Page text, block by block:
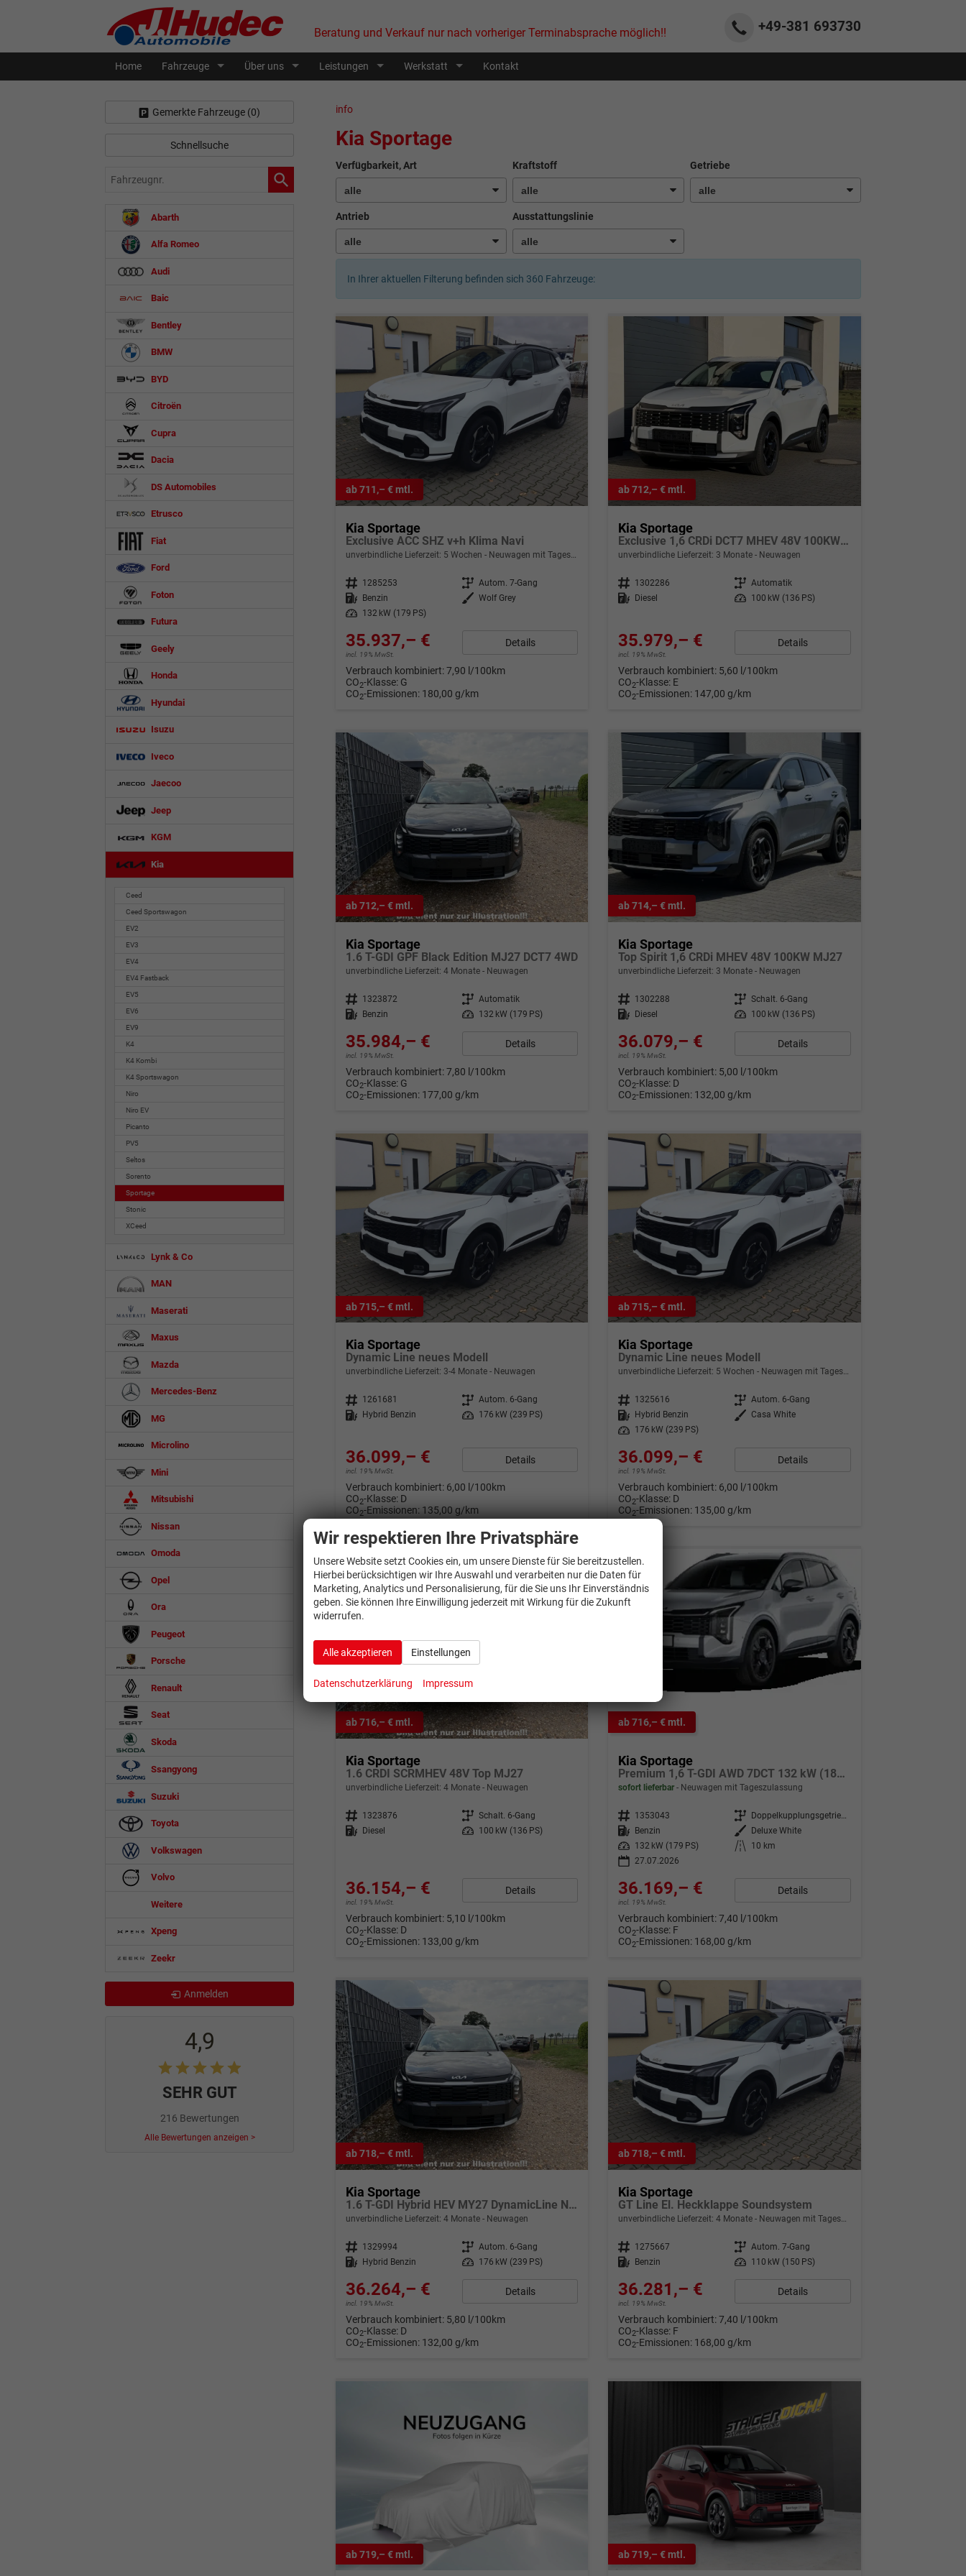
+49-381 693730
Beratung und Verkauf nur nach vorheriger Terminabsprache möglich!!
Home Fahrzeuge Über uns Leistungen Werkstatt Kontakt
info
Kia Sportage
Verfügbarkeit, Art Kraftstoff Getriebe
Antrieb Ausstattungslinie
In Ihrer aktuellen Filterung befinden sich 360 Fahrzeuge:
ab 711,– € mtl.
Kia Sportage
Exclusive ACC SHZ v+h Klima Navi
unverbindliche Lieferzeit: 5 Wochen Neuwagen mit Tageszulassung
Fahrzeugnr. 1285253 Getriebe Autom. 7-Gang
Kraftstoff
Benzin Außenfarbe Wolf Grey
Leistung
132 kW (179 PS)
35.937,– €
incl. 19% MwSt.
Details
Verbrauch kombiniert:7,90 l/100km
CO2-Klasse: G
CO2-Emissionen: 180,00 g/km
ab 712,– € mtl.
Kia Sportage
Exclusive 1,6 CRDi DCT7 MHEV 48V 100KW MJ27
unverbindliche Lieferzeit: 3 Monate Neuwagen
Fahrzeugnr. 1302286 Getriebe Automatik
Kraftstoff
Diesel Leistung 100 kW (136 PS)
35.979,– €
incl. 19% MwSt.
Details
Verbrauch kombiniert: 5,60 l/100km
CO2-Klasse: E
CO2-Emissionen: 147,00 g/km
ab 712,– € mtl.
Kia Sportage
1.6 T-GDI GPF Black Edition MJ27 DCT7 4WD
unverbindliche Lieferzeit: 4 Monate Neuwagen
Fahrzeugnr. 1323872 Getriebe Automatik
Kraftstoff Benzin Leistung 132 kW (179 PS)
35.984,– €
incl. 19% MwSt.
Details
Verbrauch kombiniert:7,80 l/100km
CO2-Klasse: G
CO2-Emissionen: 177,00 g/km
ab 714,– € mtl.
Kia Sportage
Top Spirit 1,6 CRDi MHEV 48V 100KW MJ27
unverbindliche Lieferzeit: 3 Monate Neuwagen
Fahrzeugnr. 1302288 Getriebe Schalt. 6-Gang
Kraftstoff Diesel Leistung 100 kW (136 PS)
36.079,– €
incl. 19% MwSt.
Details
Verbrauch kombiniert: 5,00 l/100km
CO2-Klasse: D
CO2-Emissionen: 132,00 g/km
ab 715,– € mtl.
Kia Sportage
Dynamic Line neues Modell
unverbindliche Lieferzeit: 3-4 Monate Neuwagen
Fahrzeugnr. 1261681 Getriebe Autom. 6-Gang
Kraftstoff
Hybrid Benzin Leistung 176 kW (239 PS)
36.099,– €
incl. 19% MwSt.
Details
Verbrauch kombiniert: 6,00 l/100km
CO2-Klasse: D
CO2-Emissionen: 135,00 g/km
ab 715,– € mtl.
Kia Sportage
Dynamic Line neues Modell
unverbindliche Lieferzeit: 5 Wochen Neuwagen mit Tageszulassung
Fahrzeugnr. 1325616 Getriebe Autom. 6-Gang
Kraftstoff
Hybrid Benzin Außenfarbe Casa White
Leistung
176 kW (239 PS)
36.099,– €
incl. 19% MwSt.
Details
Verbrauch kombiniert: 6,00 l/100km
CO2-Klasse: D
CO2-Emissionen: 135,00 g/km
ab 716,– € mtl.
Kia Sportage
1.6 CRDI SCRMHEV 48V Top MJ27
unverbindliche Lieferzeit: 4 Monate Neuwagen
Fahrzeugnr. 1323876 Getriebe Schalt. 6-Gang
Kraftstoff
Diesel Leistung 100 kW (136 PS)
36.154,– €
incl. 19% MwSt.
Details
Verbrauch kombiniert: 5,10 l/100km
CO2-Klasse: D
CO2-Emissionen: 133,00 g/km
ab 716,– € mtl.
Kia Sportage
Premium 1,6 T-GDI AWD 7DCT 132 kW (180 PS) 2-Zonen-Klimaautomatik, Sitz-/Lenkradheizung, Regensensor, Navi, DAB, Apple CarPlay/Android Auto, Rückfahrkamera, Parksensoren v/h, adaptive Full-LED, 18 Zoll LM, elektr. Heckklappe,
sofort lieferbar Neuwagen mit Tageszulassung
Fahrzeugnr. 1353043 Getriebe
Doppelkupplungsgetriebe (DSG)
Kraftstoff
Benzin Außenfarbe
Deluxe White
Leistung
132 kW (179 PS) Kilometerstand
10 km
27.07.2026
36.169,– €
incl. 19% MwSt.
Details
Verbrauch kombiniert:7,40 l/100km
CO2-Klasse: F
CO2-Emissionen: 168,00 g/km
ab 718,– € mtl.
Kia Sportage
1.6 T-GDI Hybrid HEV MY27 DynamicLine Navi
unverbindliche Lieferzeit: 4 Monate Neuwagen
Fahrzeugnr. 1329994 Getriebe Autom. 6-Gang
Kraftstoff Hybrid Benzin Leistung 176 kW (239 PS)
36.264,– €
incl. 19% MwSt.
Details
Verbrauch kombiniert: 5,80 l/100km
CO2-Klasse: D
CO2-Emissionen: 132,00 g/km
ab 718,– € mtl.
Kia Sportage
GT Line El. Heckklappe Soundsystem
unverbindliche Lieferzeit:4 Monate Neuwagen mit Tageszulassung
Fahrzeugnr. 1275667 Getriebe Autom. 7-Gang
Kraftstoff Benzin Leistung 110 kW (150 PS)
36.281,– €
incl. 19% MwSt.
Details
Verbrauch kombiniert:7,40 l/100km
CO2-Klasse: F
CO2-Emissionen: 168,00 g/km
ab 719,– € mtl. ab 719,– € mtl.
Gemerkte Fahrzeuge (0)
Schnellsuche
Fahrzeugnr.
Abarth
Alfa Romeo
Audi
Baic
Bentley
BMW
BYD
Citroën
Cupra
Dacia
DS Automobiles
Etrusco
Fiat
Ford
Foton
Futura
Geely
Honda
Hyundai
Isuzu
Iveco
Jaecoo
Jeep
KGM
Kia
Ceed
Ceed Sportswagon
EV2
EV3
EV4
EV4 Fastback
EV5
EV6
EV9
K4
K4 Kombi
K4 Sportswagon
Niro
Niro EV
Picanto
PV5
Seltos
Sorento
Sportage
Stonic
XCeed
Lynk & Co
MAN
Maserati
Maxus
Mazda
Mercedes-Benz
MG
Microlino
Mini
Mitsubishi
Nissan
Omoda
Opel
Ora
Peugeot
Porsche
Renault
Seat
Skoda
Ssangyong
Suzuki
Toyota
Volkswagen
Volvo
Weitere
Xpeng
Zeekr
Anmelden
4,9
SEHR GUT
216 Bewertungen
Alle Bewertungen anzeigen >
Wir respektieren Ihre Privatsphäre
Unsere Website setzt Cookies ein, um unsere Dienste für Sie bereitzustellen.
Hierbei berücksichtigen wir Ihre Auswahl und verarbeiten nur die Daten für
Marketing, Analytics und Personalisierung, für die Sie uns Ihr Einverständnis
geben. Sie können Ihre Einwilligung jederzeit mit Wirkung für die Zukunft
widerrufen.
Alle akzeptieren Einstellungen
Datenschutzerklärung Impressum